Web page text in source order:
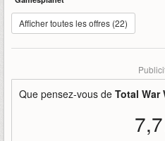
Afficher toutes les offres (22)
Que pensez-vous de Total War
7,7